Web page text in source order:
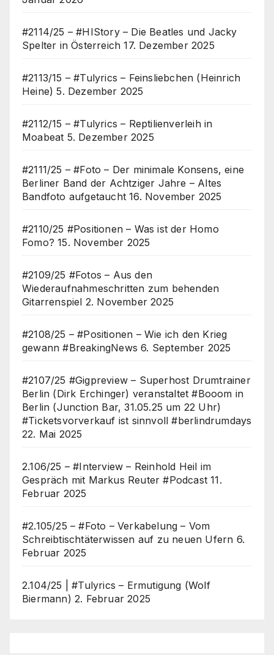
#2114/25 – #HIStory – Die Beatles und Jacky
Spelter in Österreich 17. Dezember 2025
#2113/15 – #Tulyrics – Feinsliebchen (Heinrich
Heine) 5. Dezember 2025
#2112/15 – #Tulyrics – Reptilienverleih in
Moabeat 5. Dezember 2025
#2111/25 – #Foto – Der minimale Konsens, eine
Berliner Band der Achtziger Jahre – Altes
Bandfoto aufgetaucht 16. November 2025
#2110/25 #Positionen – Was ist der Homo
Fomo? 15. November 2025
#2109/25 #Fotos – Aus den
Wiederaufnahmeschritten zum behenden
Gitarrenspiel 2. November 2025
#2108/25 – #Positionen – Wie ich den Krieg
gewann #BreakingNews 6. September 2025
#2107/25 #Gigpreview – Superhost Drumtrainer
Berlin (Dirk Erchinger) veranstaltet #Booom in
Berlin (Junction Bar, 31.05.25 um 22 Uhr)
#Ticketsvorverkauf ist sinnvoll #berlindrumdays
22. Mai 2025
2.106/25 – #Interview – Reinhold Heil im
Gespräch mit Markus Reuter #Podcast 11.
Februar 2025
#2.105/25 – #Foto – Verkabelung – Vom
Schreibtischtäterwissen auf zu neuen Ufern 6.
Februar 2025
2.104/25 | #Tulyrics – Ermutigung (Wolf
Biermann) 2. Februar 2025